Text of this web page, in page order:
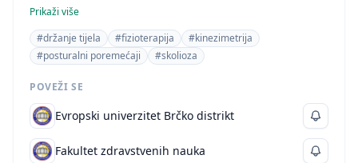
procjene i analize držanja tijela, što jasno upućuje na
oblast fizioterapije. Prisustvo dijagrama i tabela, kao i
detaljan opis testova, ukazuje na akademski pristup
temi.
Prikaži više
#držanje tijela
#fizioterapija
#kinezimetrija
#posturalni poremećaji
#skolioza
POVEŽI SE
Evropski univerzitet Brčko distrikt
Fakultet zdravstvenih nauka